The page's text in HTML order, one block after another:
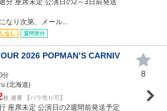
分 座席未定 公演日の2～3日前発送
なり次第、メール...
なし 質問受付
2026 POPMAN’S CARNIV
分
(北海道)
枚 連番 【バラ売り可】
座席未定 公演日の2週間前発送予定
8